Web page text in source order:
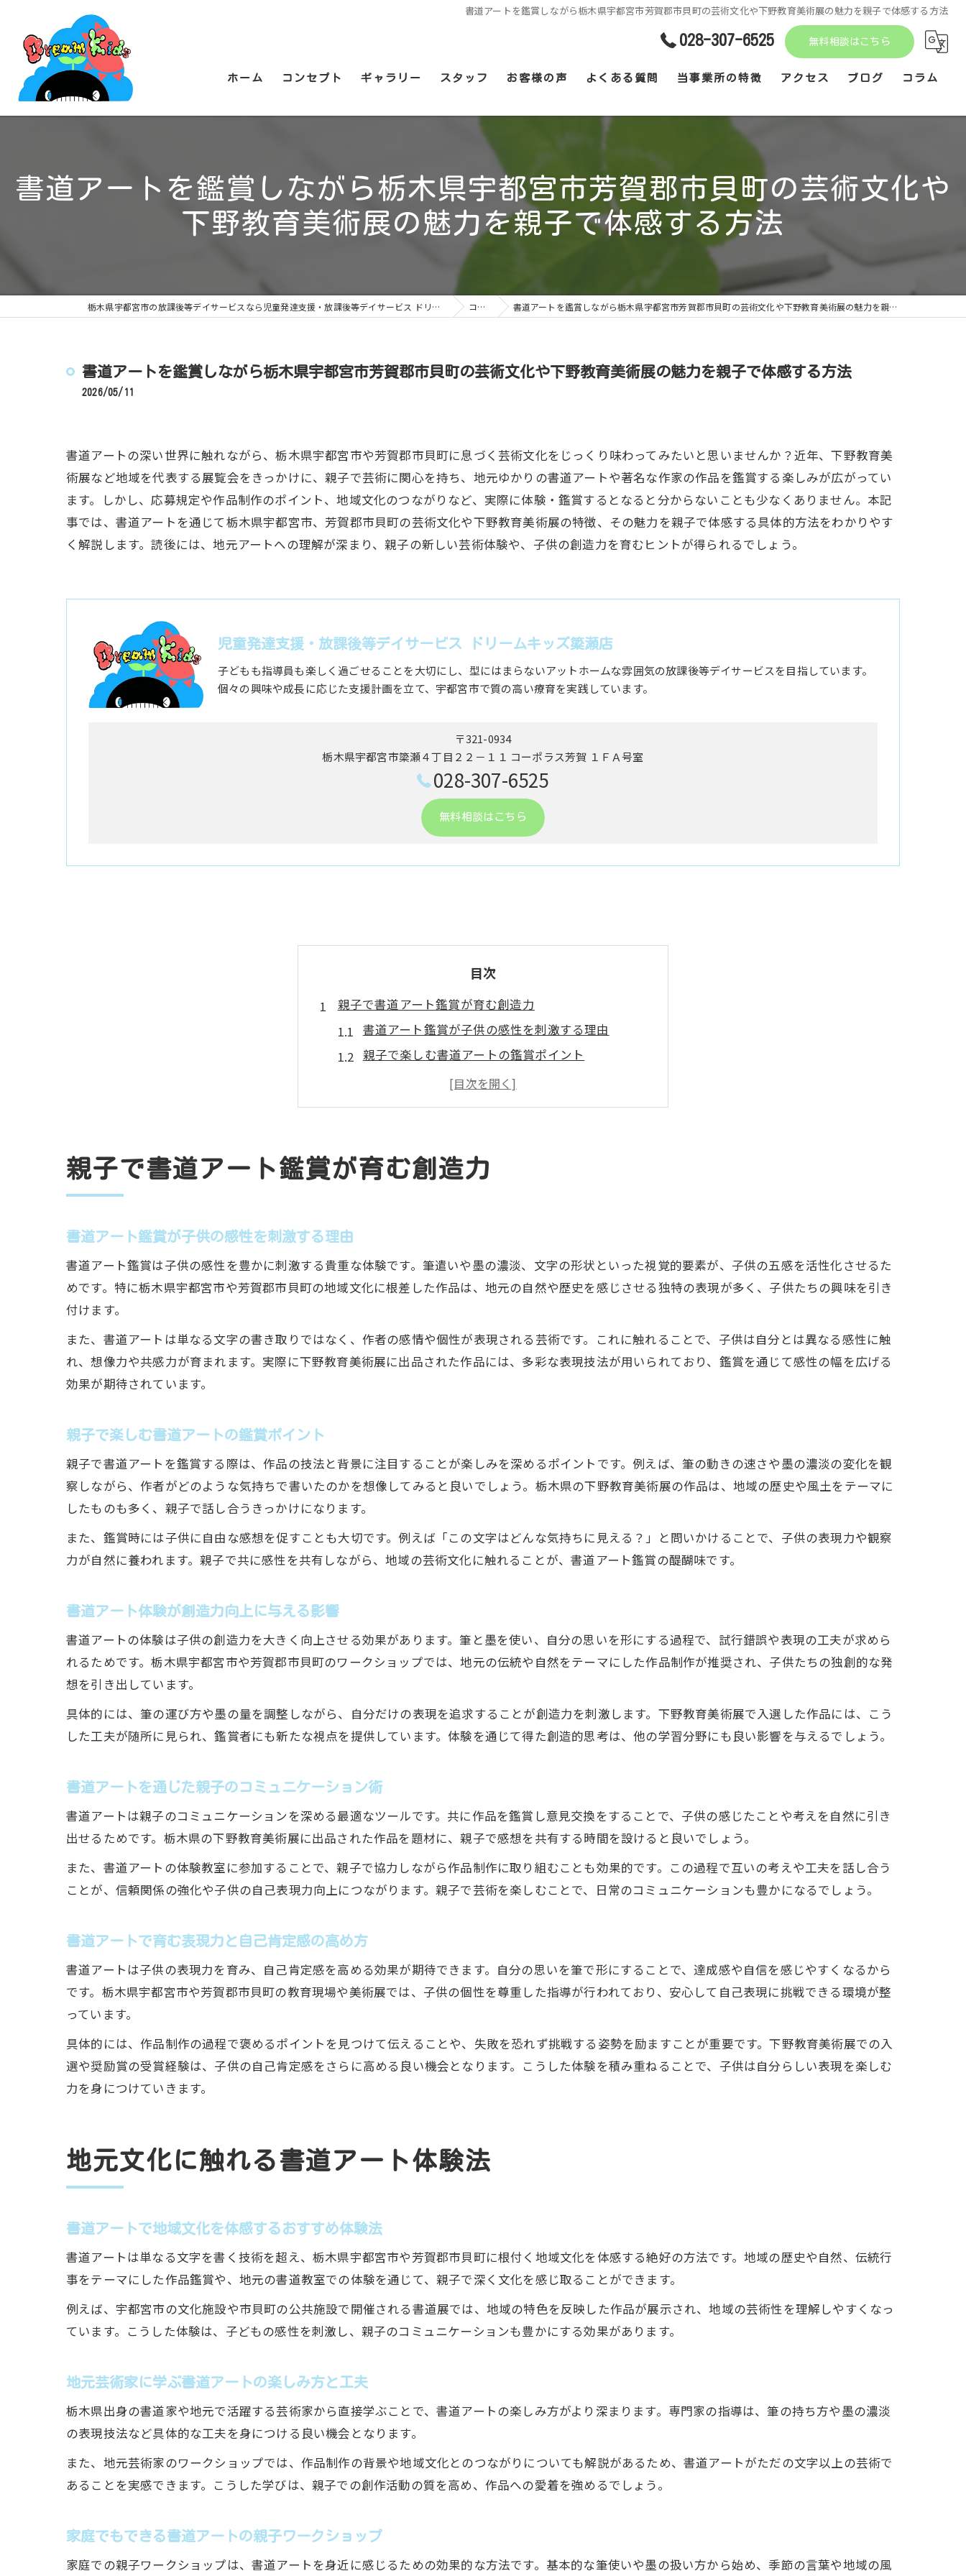
書道アートを鑑賞しながら栃木県宇都宮市芳賀郡市貝町の芸術文化や下野教育美術展の魅力を親子で体感する方法
028-307-6525 無料相談はこちら
ホーム コンセプト ギャラリー スタッフ お客様の声 よくある質問 当事業所の特徴
発達障がい
音楽療育
アクセス ブログ コラム
書道アートを鑑賞しながら栃木県宇都宮市芳賀郡市貝町の芸術文化や
下野教育美術展の魅力を親子で体感する方法
栃木県宇都宮市の放課後等デイサービスなら児童発達支援・放課後等デイサービス ドリームキッズ簗瀬店 コラム 書道アートを鑑賞しながら栃木県宇都宮市芳賀郡市貝町の芸術文化や下野教育美術展の魅力を親子で体感する方法
書道アートを鑑賞しながら栃木県宇都宮市芳賀郡市貝町の芸術文化や下野教育美術展の魅力を親子で体感する方法
2026/05/11
書道アートの深い世界に触れながら、栃木県宇都宮市や芳賀郡市貝町に息づく芸術文化をじっくり味わってみたいと思いませんか？近年、下野教育美
術展など地域を代表する展覧会をきっかけに、親子で芸術に関心を持ち、地元ゆかりの書道アートや著名な作家の作品を鑑賞する楽しみが広がってい
ます。しかし、応募規定や作品制作のポイント、地域文化のつながりなど、実際に体験・鑑賞するとなると分からないことも少なくありません。本記
事では、書道アートを通じて栃木県宇都宮市、芳賀郡市貝町の芸術文化や下野教育美術展の特徴、その魅力を親子で体感する具体的方法をわかりやす
く解説します。読後には、地元アートへの理解が深まり、親子の新しい芸術体験や、子供の創造力を育むヒントが得られるでしょう。
児童発達支援・放課後等デイサービス ドリームキッズ簗瀬店
子どもも指導員も楽しく過ごせることを大切にし、型にはまらないアットホームな雰囲気の放課後等デイサービスを目指しています。
個々の興味や成長に応じた支援計画を立て、宇都宮市で質の高い療育を実践しています。
〒321-0934
栃木県宇都宮市簗瀬４丁目２２－１１ ​コーポラス芳賀 １ＦＡ号室
028-307-6525
無料相談はこちら
目次
親子で書道アート鑑賞が育む創造力
書道アート鑑賞が子供の感性を刺激する理由
親子で楽しむ書道アートの鑑賞ポイント
書道アート体験が創造力向上に与える影響
書道アートを通じた親子のコミュニケーション術
地元文化に触れる書道アート体験法
書道アートで地域文化を体感するおすすめ体験法
書道アートを通した地域イベント参加のすすめ
書道アート体験が下野教育美術展への関心を高める
下野教育美術展で注目の書道アート作品を知る
書道アート入選作品に見る表現技法の工夫点
中学生も注目の書道アート作品の見方
中学生が書道アート作品を鑑賞するコツと楽しさ
入選作品一覧から読み解く書道アートの魅力
下野教育美術展で評価される書道アートの特徴
書道アート作品の表現力を深める視点とは
奨励賞を目指す書道アート制作の秘訣
奨励賞獲得に向けた書道アートの制作ポイント
書道アート応募時に注意したい規定と心得
下野教育美術展で評価される書道アートの要素
中学生部門の書道アート例に見る成功パターン
書道アートを通して地域芸術の魅力を再発見
地元芸術家の歩みに学ぶ書道アートの意義
書道アートと地域文化遺産の関係を考える
親子で楽しむ書道アートと地元文化の融合
書道アートの体験が親子の学びに与える効果
親子で書道アート鑑賞が育む創造力
書道アート鑑賞が子供の感性を刺激する理由
書道アート鑑賞は子供の感性を豊かに刺激する貴重な体験です。筆遣いや墨の濃淡、文字の形状といった視覚的要素が、子供の五感を活性化させるた
めです。特に栃木県宇都宮市や芳賀郡市貝町の地域文化に根差した作品は、地元の自然や歴史を感じさせる独特の表現が多く、子供たちの興味を引き
付けます。
また、書道アートは単なる文字の書き取りではなく、作者の感情や個性が表現される芸術です。これに触れることで、子供は自分とは異なる感性に触
れ、想像力や共感力が育まれます。実際に下野教育美術展に出品された作品には、多彩な表現技法が用いられており、鑑賞を通じて感性の幅を広げる
効果が期待されています。
親子で楽しむ書道アートの鑑賞ポイント
親子で書道アートを鑑賞する際は、作品の技法と背景に注目することが楽しみを深めるポイントです。例えば、筆の動きの速さや墨の濃淡の変化を観
察しながら、作者がどのような気持ちで書いたのかを想像してみると良いでしょう。栃木県の下野教育美術展の作品は、地域の歴史や風土をテーマに
したものも多く、親子で話し合うきっかけになります。
また、鑑賞時には子供に自由な感想を促すことも大切です。例えば「この文字はどんな気持ちに見える？」と問いかけることで、子供の表現力や観察
力が自然に養われます。親子で共に感性を共有しながら、地域の芸術文化に触れることが、書道アート鑑賞の醍醐味です。
書道アート体験が創造力向上に与える影響
書道アートの体験は子供の創造力を大きく向上させる効果があります。筆と墨を使い、自分の思いを形にする過程で、試行錯誤や表現の工夫が求めら
れるためです。栃木県宇都宮市や芳賀郡市貝町のワークショップでは、地元の伝統や自然をテーマにした作品制作が推奨され、子供たちの独創的な発
想を引き出しています。
具体的には、筆の運び方や墨の量を調整しながら、自分だけの表現を追求することが創造力を刺激します。下野教育美術展で入選した作品には、こう
した工夫が随所に見られ、鑑賞者にも新たな視点を提供しています。体験を通じて得た創造的思考は、他の学習分野にも良い影響を与えるでしょう。
書道アートを通じた親子のコミュニケーション術
書道アートは親子のコミュニケーションを深める最適なツールです。共に作品を鑑賞し意見交換をすることで、子供の感じたことや考えを自然に引き
出せるためです。栃木県の下野教育美術展に出品された作品を題材に、親子で感想を共有する時間を設けると良いでしょう。
また、書道アートの体験教室に参加することで、親子で協力しながら作品制作に取り組むことも効果的です。この過程で互いの考えや工夫を話し合う
ことが、信頼関係の強化や子供の自己表現力向上につながります。親子で芸術を楽しむことで、日常のコミュニケーションも豊かになるでしょう。
書道アートで育む表現力と自己肯定感の高め方
書道アートは子供の表現力を育み、自己肯定感を高める効果が期待できます。自分の思いを筆で形にすることで、達成感や自信を感じやすくなるから
です。栃木県宇都宮市や芳賀郡市貝町の教育現場や美術展では、子供の個性を尊重した指導が行われており、安心して自己表現に挑戦できる環境が整
っています。
具体的には、作品制作の過程で褒めるポイントを見つけて伝えることや、失敗を恐れず挑戦する姿勢を励ますことが重要です。下野教育美術展での入
選や奨励賞の受賞経験は、子供の自己肯定感をさらに高める良い機会となります。こうした体験を積み重ねることで、子供は自分らしい表現を楽しむ
力を身につけていきます。
地元文化に触れる書道アート体験法
書道アートで地域文化を体感するおすすめ体験法
書道アートは単なる文字を書く技術を超え、栃木県宇都宮市や芳賀郡市貝町に根付く地域文化を体感する絶好の方法です。地域の歴史や自然、伝統行
事をテーマにした作品鑑賞や、地元の書道教室での体験を通じて、親子で深く文化を感じ取ることができます。
例えば、宇都宮市の文化施設や市貝町の公共施設で開催される書道展では、地域の特色を反映した作品が展示され、地域の芸術性を理解しやすくなっ
ています。こうした体験は、子どもの感性を刺激し、親子のコミュニケーションも豊かにする効果があります。
地元芸術家に学ぶ書道アートの楽しみ方と工夫
栃木県出身の書道家や地元で活躍する芸術家から直接学ぶことで、書道アートの楽しみ方がより深まります。専門家の指導は、筆の持ち方や墨の濃淡
の表現技法など具体的な工夫を身につける良い機会となります。
また、地元芸術家のワークショップでは、作品制作の背景や地域文化とのつながりについても解説があるため、書道アートがただの文字以上の芸術で
あることを実感できます。こうした学びは、親子での創作活動の質を高め、作品への愛着を強めるでしょう。
家庭でもできる書道アートの親子ワークショップ
家庭での親子ワークショップは、書道アートを身近に感じるための効果的な方法です。基本的な筆使いや墨の扱い方から始め、季節の言葉や地域の風